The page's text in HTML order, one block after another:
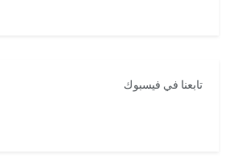
تابعنا في فيسبوك